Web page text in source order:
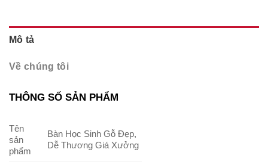
Mô tả
Về chúng tôi
THÔNG SỐ SẢN PHẨM
Tên
sản
phẩm
Bàn Học Sinh Gỗ Đẹp,
Dễ Thương Giá Xưởng